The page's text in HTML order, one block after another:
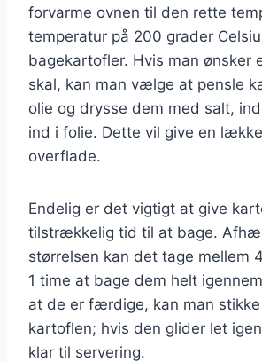
forvarme ovnen til den rette
temperatur på 200 grader
bagekartofler. Hvis man ønsker
skal, kan man vælge at pensle
olie og drysse dem med salt,
ind i folie. Dette vil give en
overflade.
Endelig er det vigtigt at give
tilstrækkelig tid til at bage.
størrelsen kan det tage mellem
1 time at bage dem helt
at de er færdige, kan man
kartoflen; hvis den glider let
klar til servering.